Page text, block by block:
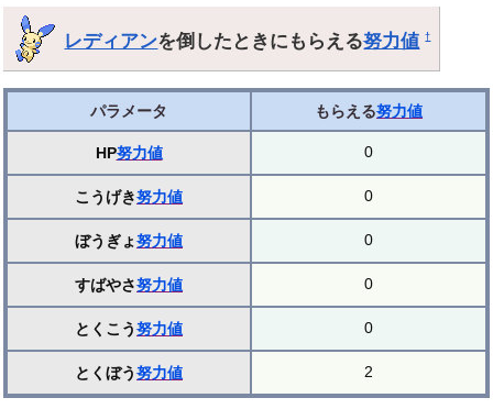
レディアンを倒したときにもらえる努力値 †
パラメータ もらえる努力値
HP努力値 0
こうげき努力値 0
ぼうぎょ努力値 0
すばやさ努力値 0
とくこう努力値 0
とくぼう努力値 2